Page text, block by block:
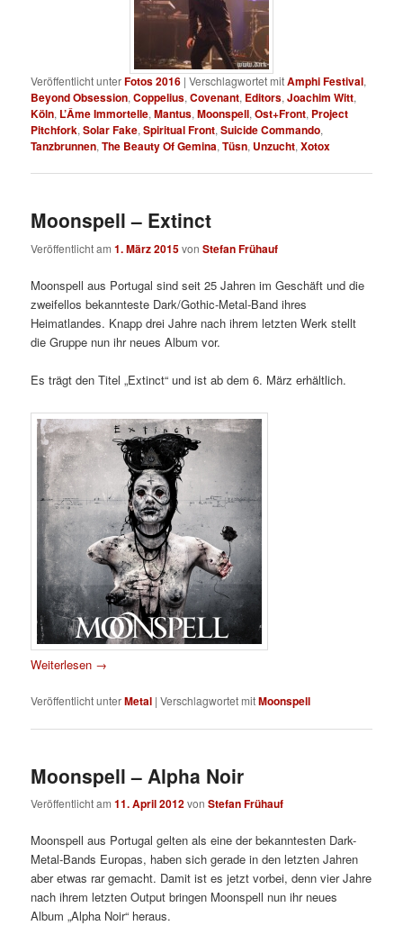
Veröffentlicht unterFotos 2016 |Verschlagwortet mitAmphi Festival,
Beyond Obsession,Coppelius,Covenant, Editors,Joachim Witt,
Köln, L’Âme Immortelle,Mantus,Moonspell,Ost+Front, Project
Pitchfork,Solar Fake,Spiritual Front,Suicide Commando,
Tanzbrunnen,The Beauty Of Gemina,Tüsn, Unzucht,Xotox
Moonspell – Extinct
Veröffentlicht am1. März 2015vonStefan Frühauf
Moonspell aus Portugal sind seit 25 Jahren im Geschäft und die
zweifellos bekannteste Dark/Gothic-Metal-Band ihres
Heimatlandes. Knapp drei Jahre nach ihrem letzten Werk stellt
die Gruppe nun ihr neues Album vor.
Es trägt den Titel „Extinct“ und ist ab dem 6. März erhältlich.
Weiterlesen →
Veröffentlicht unterMetal |Verschlagwortet mitMoonspell
Moonspell – Alpha Noir
Veröffentlicht am11. April 2012vonStefan Frühauf
Moonspell aus Portugal gelten als eine der bekanntesten Dark-
Metal-Bands Europas, haben sich gerade in den letzten Jahren
aber etwas rar gemacht. Damit ist es jetzt vorbei, denn vier Jahre
nach ihrem letzten Output bringen Moonspell nun ihr neues
Album „Alpha Noir“ heraus.